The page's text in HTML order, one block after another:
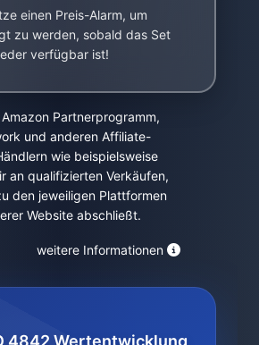
einen Preis-Alarm, um
zu werden, sobald das Set
verfügbar ist!
Partnerprogramm,
und anderen Affiliate-
wie beispielsweise
an qualifizierten Verkäufen,
den jeweiligen Plattformen
Website abschließt.
weitere Informationen
4842 Wertentwicklung